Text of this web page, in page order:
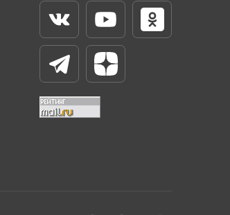
ВконтактеYoutube
ТелеграмЯндекс Дзен